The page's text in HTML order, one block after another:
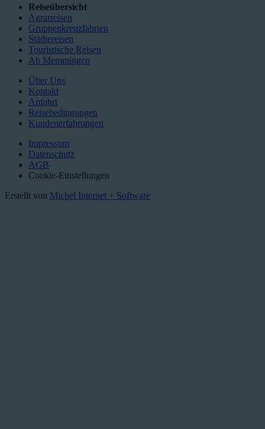
Reiseübersicht
Agrarreisen
Gruppenkreuzfahrten
Städtereisen
Touristische Reisen
Ab Memmingen
Über Uns
Kontakt
Anfahrt
Reisebedingungen
Kundenerfahrungen
Impressum
Datenschutz
AGB
Cookie-Einstellungen
Erstellt von Michel Internet + Software